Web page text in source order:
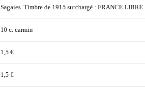
Sagaies. Timbre de 1915 surchargé : FRANCE LIBRE.
10 c. carmin
1,5 €
1,5 €